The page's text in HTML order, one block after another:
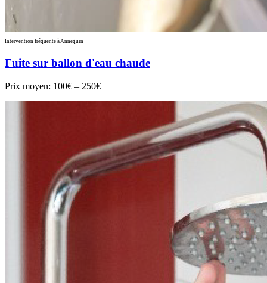
Intervention fréquente à Annequin
Fuite sur ballon d'eau chaude
Prix moyen: 100€ – 250€